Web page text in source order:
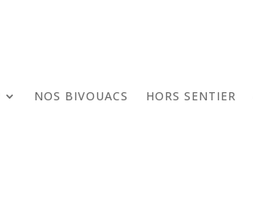
NOS BIVOUACS HORS SENTIER